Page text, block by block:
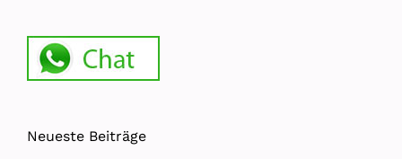
Neueste Beiträge